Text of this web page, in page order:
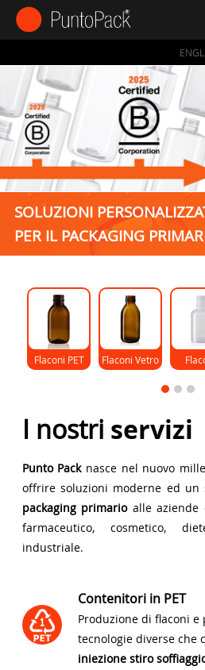
SOLUZIONI
PER IL PACKAGING
Flaconi PET Flaconi Vetro
I nostri servizi
Punto Pack nasce nel nuovo
offrire soluzioni moderne ed un
packaging primarioalle aziende
farmaceutico, cosmetico,
industriale.
Contenitori in PET
Produzione di flaconi e
tecnologie diverse che
iniezione stiro